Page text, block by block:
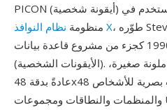
PICON (أيقونة شخصية) هو نوع صور صغير الحجم يُستخدم في
منظومة نظام النوافذ X، طوّره Steve Kinzler في جامعة إنديانا
حوالي عام 1990 كجزء من مشروع قاعدة بيانات picons
(الأيقونات الشخصية). الأيقونات الشخصية هي صور ملونة صغيرة،
عادةً بدقة 48x48 بكسل، تُستخدم كمعرّفات بصرية للأشخاص
والمنظمات والنطاقات ومجموعات Usenet الإخبارية في قارئات